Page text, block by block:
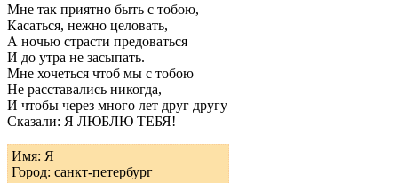
Мне так приятно быть с тобою,
Касаться, нежно целовать,
А ночью страсти предоваться
И до утра не засыпать.
Мне хочеться чтоб мы с тобою
Не расставались никогда,
И чтобы через много лет друг другу
Сказали: Я ЛЮБЛЮ ТЕБЯ!
Имя: Я
Город: санкт-петербург